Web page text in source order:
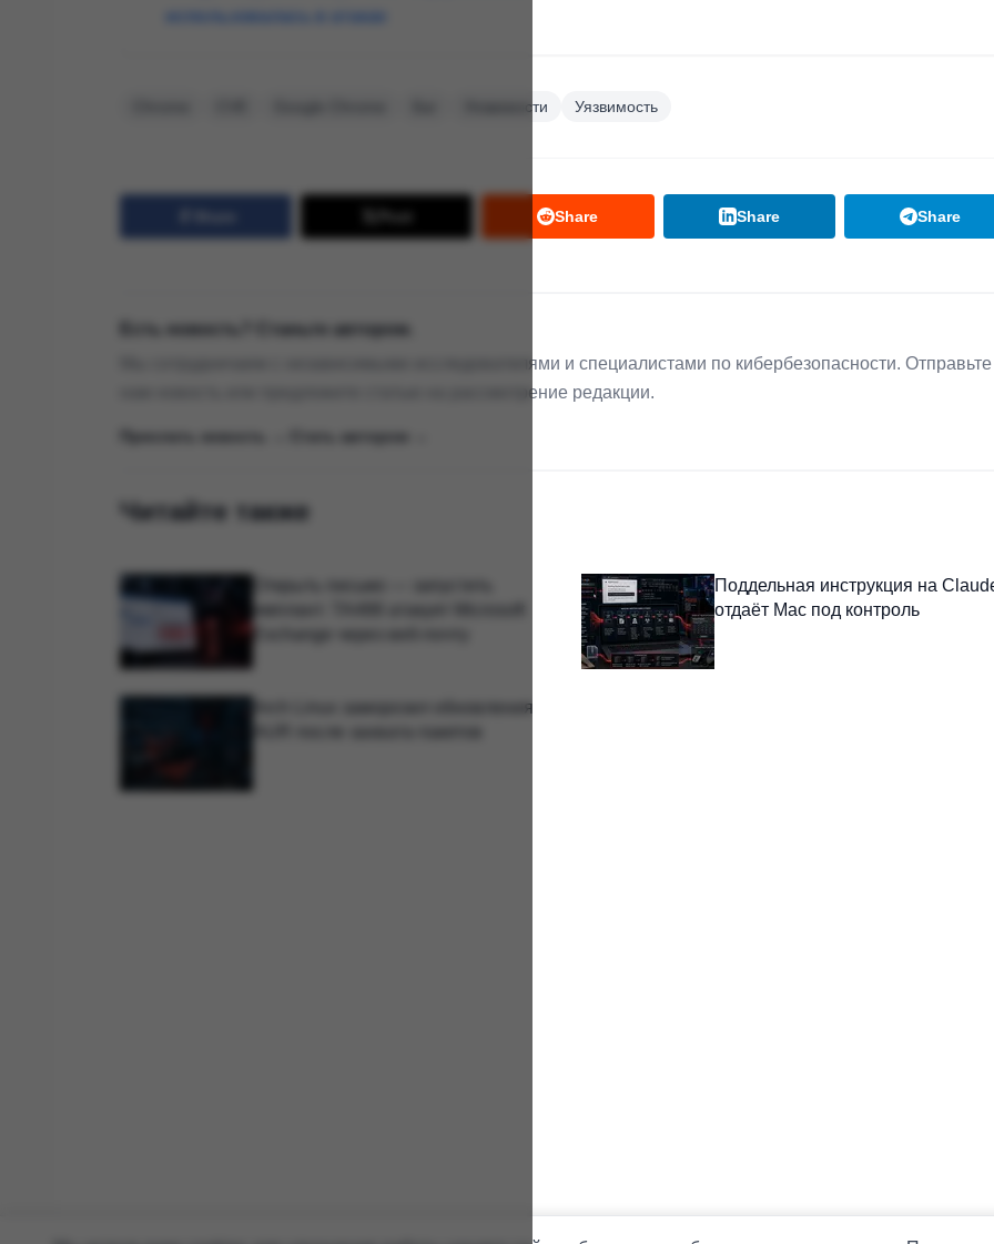
Уязвимости Уязвимость
Share Share Share
Есть новость? Станьте автором.
Мы сотрудничаем с независимыми исследователями и специалистами по кибербезопасности. Отправьте
нам новость или предложите статью на рассмотрение редакции.
Читайте также
Поддельная инструкция на
отдаёт Mac под контроль
Arch Linux заморозил обновления